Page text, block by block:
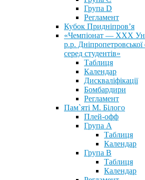
Група D
Регламент
Кубок Придніпров’я
«Чемпіонат — ХХХ
р.р. Дніпропетровської
серед студентів»
Таблиця
Календар
Дискваліфікації
Бомбардири
Регламент
Пам`яті М. Білого
Плей-офф
Група А
Таблиця
Календар
Група В
Таблиця
Календар